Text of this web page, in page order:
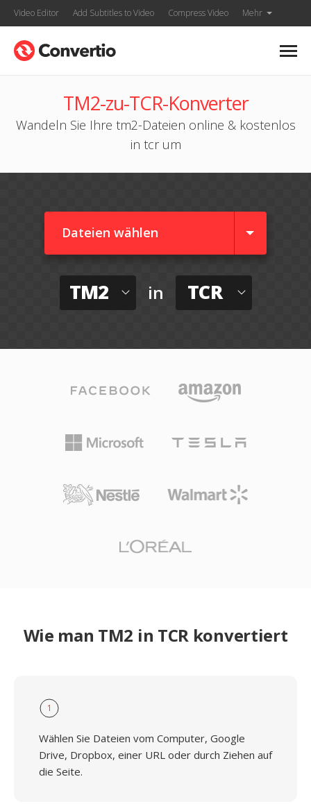
Video Editor Add Subtitles to Video Compress Video Mehr
TM2-zu-TCR-Konverter
Wandeln Sie Ihre tm2-Dateien online & kostenlos
in tcr um
Dateien wählen
TM2 in TCR
Wie man TM2 in TCR konvertiert
1
Wählen Sie Dateien vom Computer, Google
Drive, Dropbox, einer URL oder durch Ziehen auf
die Seite.